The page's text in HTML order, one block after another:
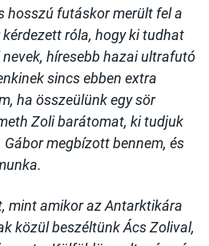
hosszú futáskor merült fel a
róla, hogy ki tudhat
híresebb hazai ultrafutó
sincs ebben extra
ha összeülünk egy sör
Zoli barátomat, ki tudjuk
megbízott bennem, és
mint amikor az Antarktikára
közül beszéltünk Ács Zolival,